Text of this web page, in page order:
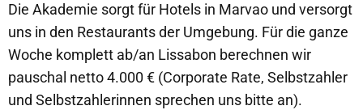
Die Akademie sorgt für Hotels in Marvao und versorgt
uns in den Restaurants der Umgebung. Für die ganze
Woche komplett ab/an Lissabon berechnen wir
pauschal netto 4.000 € (Corporate Rate, Selbstzahler
und Selbstzahlerinnen sprechen uns bitte an).